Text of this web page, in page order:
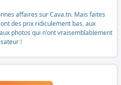
affaires sur Cava.tn. Mais faites
des prix ridiculement bas, aux
photos qui n'ont vraisemblablement
!